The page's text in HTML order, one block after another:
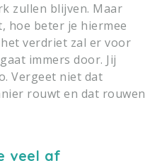
zullen blijven. Maar
hoe beter je hiermee
verdriet zal er voor
immers door. Jij
Vergeet niet dat
rouwt en dat rouwen
veel af